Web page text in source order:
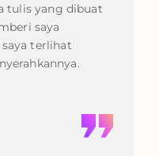
tulis yang dibuat
saya
terlihat